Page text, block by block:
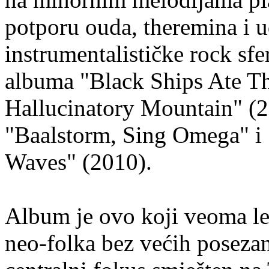
potporu ouda, theremina i
instrumentalističke rock
albuma "Black Ships Ate
Hallucinatory Mountain"
"Baalstorm, Sing Omega"
Waves" (2010).
Album je ovo koji veoma
neo-folka bez većih